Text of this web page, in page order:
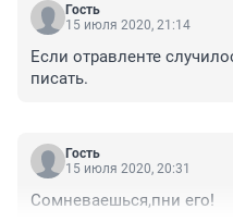
Гость
15 июля 2020, 21:14
Если отравленте
писать.
Гость
15 июля 2020, 20:31
Сомневаешься,пни его!